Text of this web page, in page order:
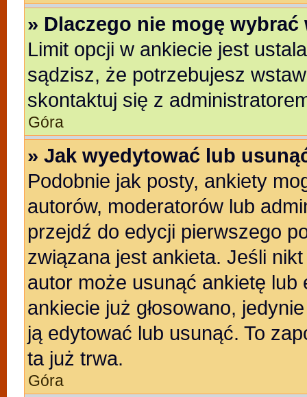
» Dlaczego nie mogę
Limit opcji w ankiecie jest
sądzisz, że potrzebujesz
skontaktuj się z
Góra
» Jak wyedytować lub
Podobnie jak posty, ankiety
autorów, moderatorów lub
przejdź do edycji pierwszego
związana jest ankieta. Jeśli
autor może usunąć ankietę
ankiecie już głosowano,
ją edytować lub usunąć. To
ta już trwa.
Góra